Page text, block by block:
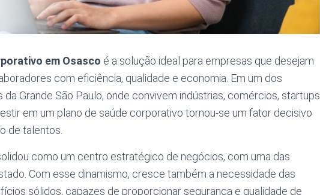
em Osasco é a solução ideal para empresas que desejam
com eficiência, qualidade e economia. Em um dos
Grande São Paulo, onde convivem indústrias, comércios, startups
em um plano de saúde corporativo tornou-se um fator decisivo
de talentos.
como um centro estratégico de negócios, com uma das
Com esse dinamismo, cresce também a necessidade das
sólidos, capazes de proporcionar segurança e qualidade de